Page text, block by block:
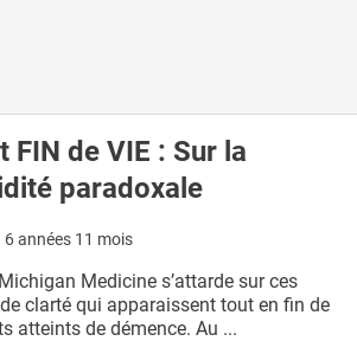
FIN de VIE : Sur la
paradoxale
6 années 11 mois
Medicine s’attarde sur ces
clarté qui apparaissent tout en fin de
atteints de démence. Au ...